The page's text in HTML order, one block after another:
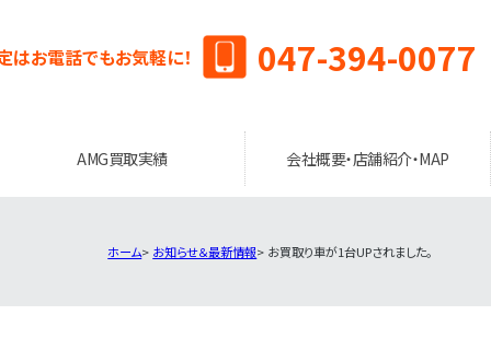
はお電話でもお気軽に！ 047-394-0077
AMG買取実績 会社概要・店舗紹介・MAP
ホーム お知らせ＆最新情報 お買取り車が1台UPされました。